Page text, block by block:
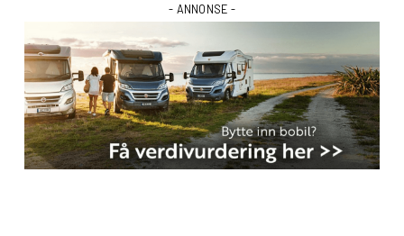
- ANNONSE -